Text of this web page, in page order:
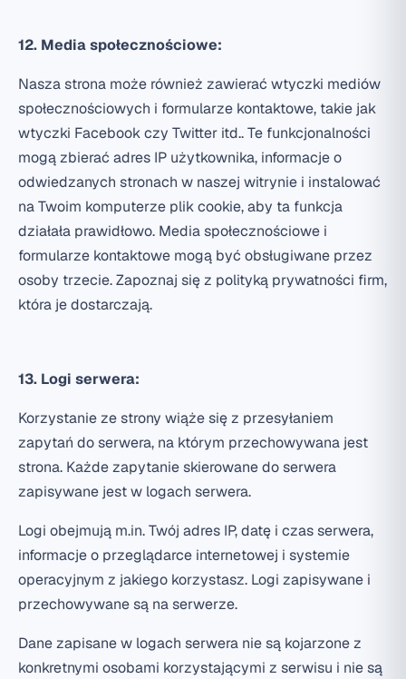
12. Media społecznościowe:
Nasza strona może również zawierać wtyczki mediów
społecznościowych i formularze kontaktowe, takie jak
wtyczki Facebook czy Twitter itd.. Te funkcjonalności
mogą zbierać adres IP użytkownika, informacje o
odwiedzanych stronach w naszej witrynie i instalować
na Twoim komputerze plik cookie, aby ta funkcja
działała prawidłowo. Media społecznościowe i
formularze kontaktowe mogą być obsługiwane przez
osoby trzecie. Zapoznaj się z polityką prywatności firm,
która je dostarczają.
13. Logi serwera:
Korzystanie ze strony wiąże się z przesyłaniem
zapytań do serwera, na którym przechowywana jest
strona. Każde zapytanie skierowane do serwera
zapisywane jest w logach serwera.
Logi obejmują m.in. Twój adres IP, datę i czas serwera,
informacje o przeglądarce internetowej i systemie
operacyjnym z jakiego korzystasz. Logi zapisywane i
przechowywane są na serwerze.
Dane zapisane w logach serwera nie są kojarzone z
konkretnymi osobami korzystającymi z serwisu i nie są